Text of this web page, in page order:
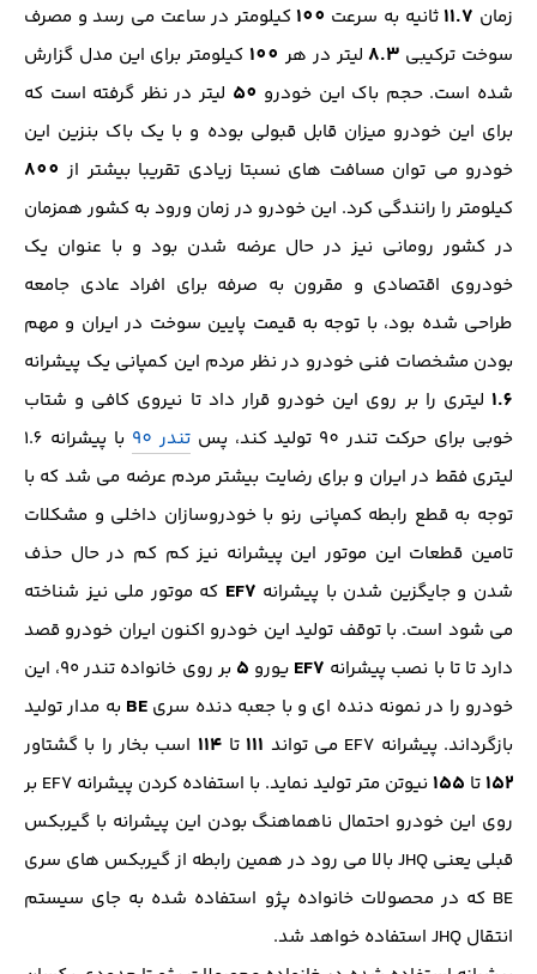
زمان 11.7ثانیه به سرعت 100کیلومتر در ساعت می رسد و مصرف
سوخت ترکیبی
لیتر در هر 100کیلومتر برای این مدل گزارش
شده است. حجم باک این خودرو 50 لیتر در نظر گرفته است که
برای این خودرو میزان قابل قبولی بوده و با یک باک بنزین این
خودرو می توان مسافت های نسبتا زیادی تقریبا بیشتر از 800
کیلومتر را رانندگی کرد. این خودرو در زمان ورود به کشور همزمان
در کشور رومانی نیز در حال عرضه شدن بود و با عنوان یک
خودروی اقتصادی و مقرون به صرفه برای افراد عادی جامعه
طراحی شده بود، با توجه به قیمت پایین سوخت در ایران و مهم
بودن مشخصات فنی خودرو در نظر مردم این کمپانی یک پیشرانه
1.6 لیتری را بر روی این خودرو قرار داد تا نیروی کافی و شتاب
خوبی برای حرکت تندر 90 تولید کند، پس
تندر 90
با پیشرانه 1.6
لیتری فقط در ایران و برای رضایت بیشتر مردم عرضه می شد که با
توجه به قطع رابطه کمپانی رنو با خودروسازان داخلی و مشکلات
تامین قطعات این موتور این پیشرانه نیز کم کم در حال حذف
شدن و جایگزین شدن با پیشرانه EF7 که موتور ملی نیز شناخته
می شود است. با توقف تولید این خودرو اکنون ایران خودرو قصد
دارد تا تا با نصب پیشرانه EF7 یورو ۵
بر روی خانواده تندر ۹۰، این
خودرو را در نمونه دنده ای و با جعبه دنده سری BE به مدار تولید
بازگرداند. پیشرانه EF7 می تواند
۱۱۱تا ۱۱۴ اسب بخار را با گشتاور
۱۵۲تا ۱۵۵
نیوتن متر تولید نماید. با استفاده کردن پیشرانه EF7 بر
روی این خودرو احتمال ناهماهنگ بودن این پیشرانه با گیربکس
قبلی یعنی JHQ بالا می رود در همین رابطه از گیربکس های سری
BE که در محصولات خانواده پژو استفاده شده به جای سیستم
انتقال JHQ استفاده خواهد شد.